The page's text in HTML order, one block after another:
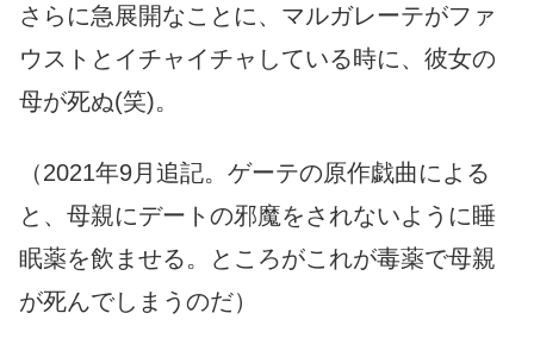
さらに急展開なことに、マルガレーテがファ
ウストとイチャイチャしている時に、彼女の
母が死ぬ(笑)。
（2021年9月追記。ゲーテの原作戯曲による
と、母親にデートの邪魔をされないように睡
眠薬を飲ませる。ところがこれが毒薬で母親
が死んでしまうのだ）